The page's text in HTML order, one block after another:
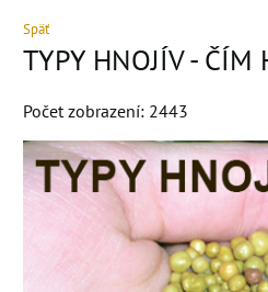
Späť
TYPY HNOJÍV - ČÍM
Počet zobrazení: 2443